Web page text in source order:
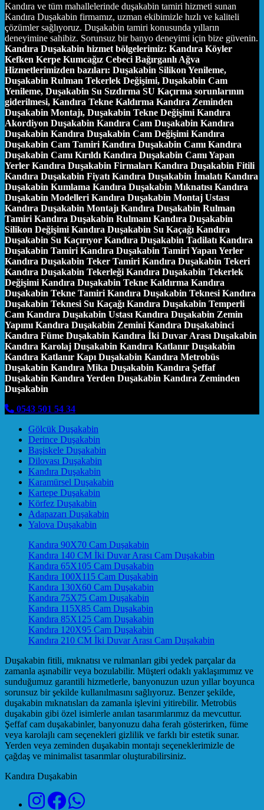
Kandıra ve tüm mahallelerinde duşakabin tamiri hizmeti sunan
Kandıra Duşakabin firmamız, uzman ekibimizle hızlı ve kaliteli
çözümler sağlıyoruz. Duşakabin tamiri konusunda yılların
deneyimine sahibiz. Sorunsuz bir banyo deneyimi için bize güvenin.
Kandıra Duşakabin hizmet bölgelerimiz: Kandıra Köyler
Kefken Kerpe Kumcağız Cebeci Bağırganlı Ağva
Hizmetlerimizden bazıları: Duşakabin Silikon Yenileme,
Duşakabin Rulman Tekerlek Değişimi, Duşakabin Cam
Yenileme, Duşakabin Su Sızdırma SU Kaçırma sorunlarının
giderilmesi, Kandıra Tekne Kaldırma Kandıra Zeminden
Duşakabin Montajı, Duşakabin Tekne Değişimi Kandıra
Akordiyon Duşakabin Kandıra Cam Duşakabin Kandıra
Duşakabin Kandıra Duşakabin Cam Değişimi Kandıra
Duşakabin Cam Tamiri Kandıra Duşakabin Camı Kandıra
Duşakabin Camı Kırıldı Kandıra Duşakabin Camı Yapan
Yerler Kandıra Duşakabin Firmaları Kandıra Duşakabin Fitili
Kandıra Duşakabin Fiyatı Kandıra Duşakabin İmalatı Kandıra
Duşakabin Kumlama Kandıra Duşakabin Mıknatısı Kandıra
Duşakabin Modelleri Kandıra Duşakabin Montaj Ustası
Kandıra Duşakabin Montajı Kandıra Duşakabin Rulman
Tamiri Kandıra Duşakabin Rulmanı Kandıra Duşakabin
Silikon Değişimi Kandıra Duşakabin Su Kaçağı Kandıra
Duşakabin Su Kaçırıyor Kandıra Duşakabin Tadilatı Kandıra
Duşakabin Tamiri Kandıra Duşakabin Tamiri Yapan Yerler
Kandıra Duşakabin Teker Tamiri Kandıra Duşakabin Tekeri
Kandıra Duşakabin Tekerleği Kandıra Duşakabin Tekerlek
Değişimi Kandıra Duşakabin Tekne Kaldırma Kandıra
Duşakabin Tekne Tamiri Kandıra Duşakabin Teknesi Kandıra
Duşakabin Teknesi Su Kaçağı Kandıra Duşakabin Temperli
Cam Kandıra Duşakabin Ustası Kandıra Duşakabin Zemin
Yapımı Kandıra Duşakabin Zemini Kandıra Duşakabinci
Kandıra Füme Duşakabin Kandıra İki Duvar Arası Duşakabin
Kandıra Karolaj Duşakabin Kandıra Katlanır Duşakabin
Kandıra Katlanır Kapı Duşakabin Kandıra Metrobüs
Duşakabin Kandıra Mika Duşakabin Kandıra Şeffaf
Duşakabin Kandıra Yerden Duşakabin Kandıra Zeminden
Duşakabin
0543 501 54 34
Gölcük Duşakabin
Derince Duşakabin
Başiskele Duşakabin
Dilovası Duşakabin
Kandıra Duşakabin
Karamürsel Duşakabin
Kartepe Duşakabin
Körfez Duşakabin
Adapazarı Duşakabin
Yalova Duşakabin
Kandıra 90X70 Cam Duşakabin
Kandıra 140 CM İki Duvar Arası Cam Duşakabin
Kandıra 65X105 Cam Duşakabin
Kandıra 100X115 Cam Duşakabin
Kandıra 130X60 Cam Duşakabin
Kandıra 75X75 Cam Duşakabin
Kandıra 115X85 Cam Duşakabin
Kandıra 85X125 Cam Duşakabin
Kandıra 120X95 Cam Duşakabin
Kandıra 210 CM İki Duvar Arası Cam Duşakabin
Duşakabin fitili, mıknatısı ve rulmanları gibi yedek parçalar da
zamanla aşınabilir veya bozulabilir. Müşteri odaklı yaklaşımımız ve
sunduğumuz garantili hizmetlerle, banyonuzun uzun yıllar boyunca
sorunsuz bir şekilde kullanılmasını sağlıyoruz. Benzer şekilde,
duşakabin mıknatısları da zamanla işlevini yitirebilir. Metrobüs
duşakabin gibi özel isimlerle anılan tasarımlarımız da mevcuttur.
Şeffaf cam duşakabinler, banyonuzu daha ferah gösterirken, füme
veya karolajlı cam seçenekleri gizlilik ve farklı bir estetik sunar.
Yerden veya zeminden duşakabin montajı seçeneklerimizle de
çağdaş ve minimalist tasarımlar oluşturabilirsiniz.
Kandıra Duşakabin